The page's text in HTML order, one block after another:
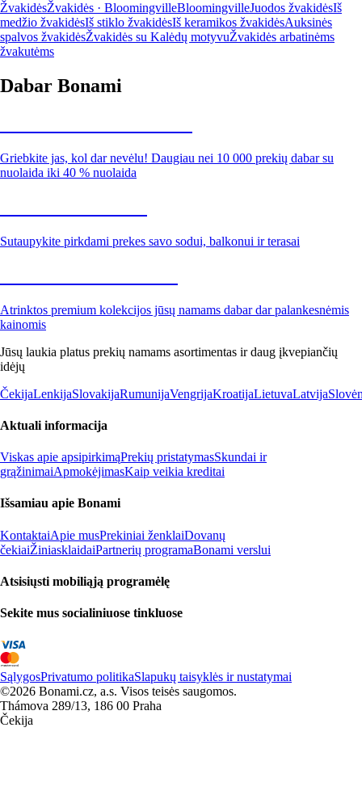
ŽvakidėsŽvakidės · BloomingvilleBloomingvilleJuodos žvakidėsIš
medžio žvakidėsIš stiklo žvakidėsIš keramikos žvakidėsAuksinės
spalvos žvakidėsŽvakidės su Kalėdų motyvuŽvakidės arbatinėms
žvakutėms
Dabar Bonami
Griebkite jas, kol dar nevėlu! Daugiau nei 10 000 prekių dabar su
nuolaida iki 40 % nuolaida
Sutaupykite pirkdami prekes savo sodui, balkonui ir terasai
Atrinktos premium kolekcijos jūsų namams dabar dar palankesnėmis
kainomis
Jūsų laukia platus prekių namams asortimentas ir daug įkvepiančių
idėjų
ČekijaLenkijaSlovakijaRumunijaVengrijaKroatijaLietuvaLatvija
Aktuali informacija
Viskas apie apsipirkimąPrekių pristatymasSkundai ir
grąžinimaiApmokėjimasKaip veikia kreditai
Išsamiau apie Bonami
KontaktaiApie musPrekiniai ženklaiDovanų
čekiaiŽiniasklaidaiPartnerių programaBonami verslui
Atsisiųsti mobiliąją programėlę
Sekite mus socialiniuose tinkluose
SąlygosPrivatumo politikaSlapukų taisyklės ir nustatymai
©2026 Bonami.cz, a.s. Visos teisės saugomos.
Thámova 289/13, 186 00 Praha
Čekija